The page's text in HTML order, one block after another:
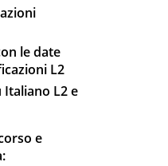
le date
L2
L2 e
e